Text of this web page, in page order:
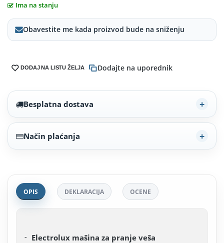
Ima na stanju
Obavestite me kada proizvod bude na sniženju
DODAJ NA LISTU ŽELJA Dodajte na uporednik
Besplatna dostava
Način plaćanja
OPIS DEKLARACIJA OCENE
Electrolux mašina za pranje veša